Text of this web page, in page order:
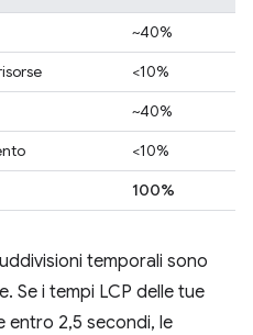
~40%
<10%
~40%
<10%
100%
temporali sono
Se i tempi LCP delle tue
entro 2,5 secondi, le